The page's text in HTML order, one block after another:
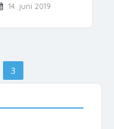
14. juni 2019
3